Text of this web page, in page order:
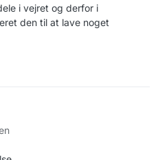
i vejret og derfor i
den til at lave noget